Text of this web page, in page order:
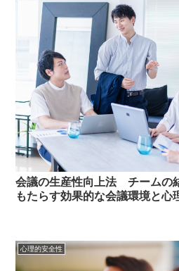
会議の生産性向上法 チームの
もたらす効果的な会議環境と心
心理的安全性